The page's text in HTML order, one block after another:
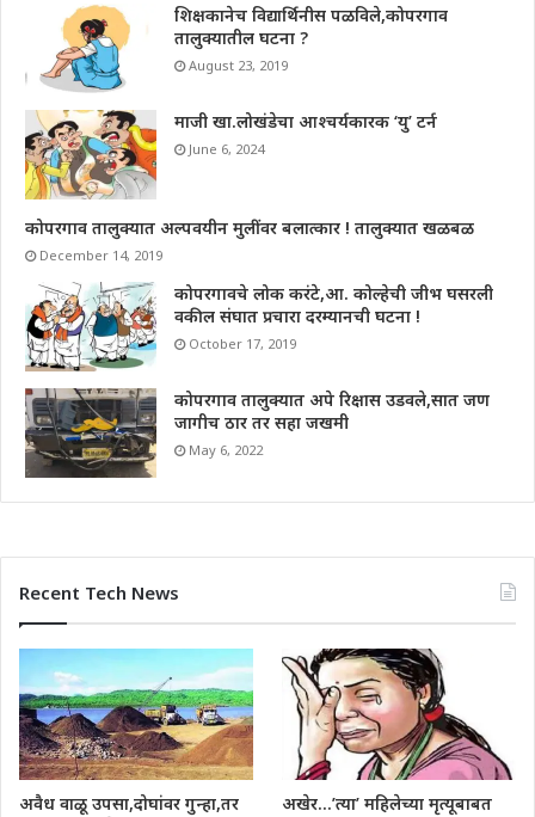
शिक्षकानेच विद्यार्थिनीस पळविले,कोपरगाव
तालुक्यातील घटना ?
August 23, 2019
माजी खा.लोखंडेचा आश्चर्यकारक ‘यु’ टर्न
June 6, 2024
कोपरगाव तालुक्यात अल्पवयीन मुलींवर बलात्कार ! तालुक्यात खळबळ
December 14, 2019
कोपरगावचे लोक करंटे,आ. कोल्हेची जीभ घसरली
वकील संघात प्रचारा दरम्यानची घटना !
October 17, 2019
कोपरगाव तालुक्यात अपे रिक्षास उडवले,सात जण
जागीच ठार तर सहा जखमी
May 6, 2022
Recent Tech News
अवैध वाळू उपसा,दोघांवर गुन्हा,तर
अखेर…’त्या’ महिलेच्या मृत्यूबाबत